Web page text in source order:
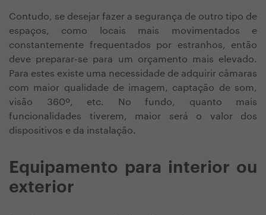
Contudo, se desejar fazer a segurança de outro tipo de
espaços, como locais mais movimentados e
constantemente frequentados por estranhos, então
deve preparar-se para um orçamento mais elevado.
Para estes existe uma necessidade de adquirir câmaras
com maior qualidade de imagem, captação de som,
visão 360º, etc. No fundo, quanto mais
funcionalidades tiverem, maior será o valor dos
dispositivos e da instalação.
Equipamento para interior ou
exterior